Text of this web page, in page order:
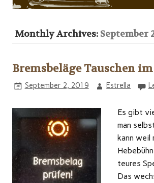
Monthly Archives: September
Bremsbeläge Tauschen
September 2, 2019 Estrella
Es gibt
man
kann weil
teures
Das